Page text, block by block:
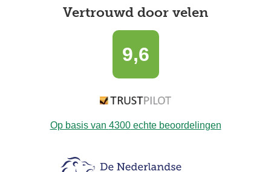
Vertrouwd door velen
9,6
Op basis van 4300echte beoordelingen